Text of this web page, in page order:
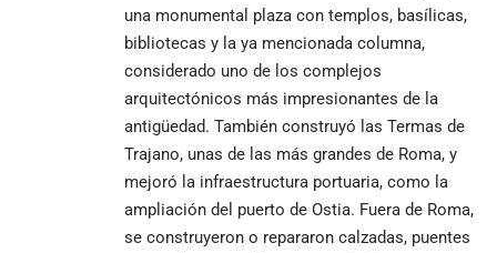
una monumental plaza con templos, basílicas,
bibliotecas y la ya mencionada columna,
considerado uno de los complejos
arquitectónicos más impresionantes de la
antigüedad. También construyó las Termas de
Trajano, unas de las más grandes de Roma, y
mejoró la infraestructura portuaria, como la
ampliación del puerto de Ostia. Fuera de Roma,
se construyeron o repararon calzadas, puentes